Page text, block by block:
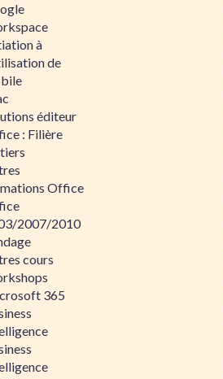
à
de
éditeur
: Filière
Office
2007/2010
cours
365